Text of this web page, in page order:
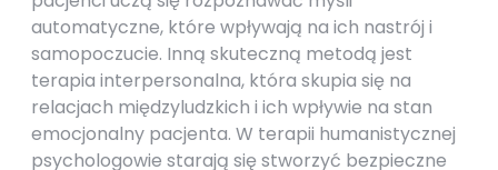
automatyczne, które wpływają na ich nastrój i
samopoczucie. Inną skuteczną metodą jest
terapia interpersonalna, która skupia się na
relacjach międzyludzkich i ich wpływie na stan
emocjonalny pacjenta. W terapii humanistycznej
psychologowie starają się stworzyć bezpieczne